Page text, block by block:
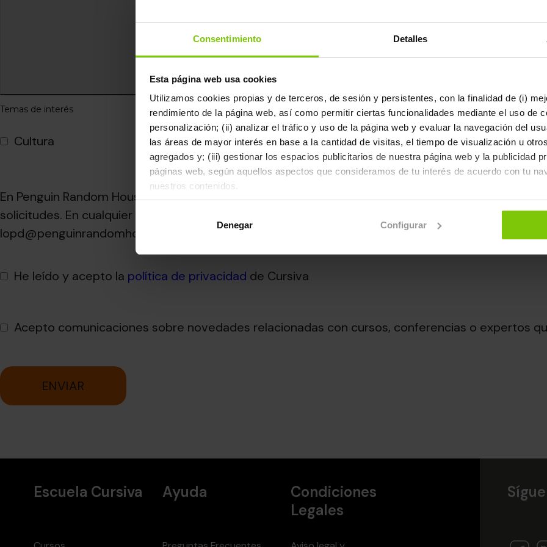
Consentimiento Detalles
Esta página web usa cookies
Utilizamos cookies propias y de terceros, de sesión y persistentes, con la finalidad de (i)
rendimiento de la página web, así como permitir ciertas funcionalidades mediante el uso de
personalización; (ii) analizar el tráfico y uso de la página web y evaluar la navegación del
las áreas de mayor interés en base a la cantidad de visitas, el tiempo de visualización u
agregados y; (iii) gestionar los espacios publicitarios de nuestra página web y la publicidad
páginas web, según aquellos aspectos que consideramos de tu interés de acuerdo con tu
nuestros contenidos.
rechazarlas pulsando el botón "Configurar".
Denegar Configurar
Temas de interés
Cultura Educación Actualidad Motivación
En Penguin Random House Grupo Editorial, S.A.U, trataremos tus datos personales para para
solicitudes. En cualquier momento puedes contactar con nuestro Delegado de Protección de
lopd@penguinrandomhouse.com y hacer valer tus derechos, así como consultar el resto de
He leído y acepto la política de privacidad de Cursiva
Acepto comunicaciones sobre novedades relacionadas con cursos, conferencias o expertos
ENVIAR
Escuela Cursiva Ayuda
Condiciones
Legales